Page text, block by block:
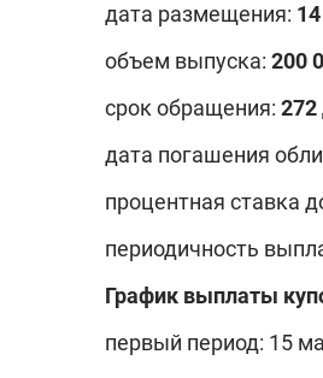
дата размещения:
объем выпуска: 200
срок обращения: 272
дата погашения
процентная ставка
периодичность
График выплаты
первый период: 15